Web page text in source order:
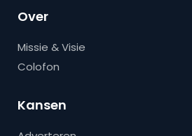
Over
Missie & Visie
Colofon
Kansen